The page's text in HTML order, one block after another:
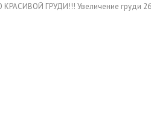
ГРУДИ!!! Увеличение груди